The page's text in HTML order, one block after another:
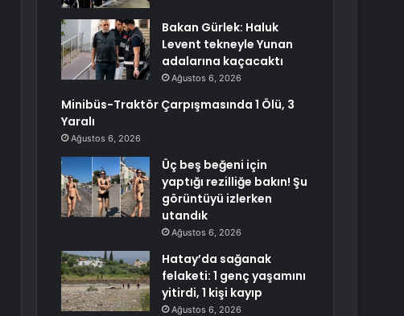
Bakan Gürlek: Haluk
Levent tekneyle Yunan
adalarına kaçacaktı
Ağustos 6, 2026
Minibüs-Traktör Çarpışmasında 1 Ölü, 3
Yaralı
Ağustos 6, 2026
Üç beş beğeni için
yaptığı rezilliğe bakın! Şu
görüntüyü izlerken
utandık
Ağustos 6, 2026
Hatay’da sağanak
felaketi: 1 genç yaşamını
yitirdi, 1 kişi kayıp
Ağustos 6, 2026